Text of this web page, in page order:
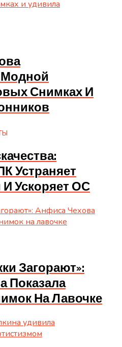
Модной
Снимках И
Устраняет
И Ускоряет ОС
Загорают»:
Показала
На Лавочке